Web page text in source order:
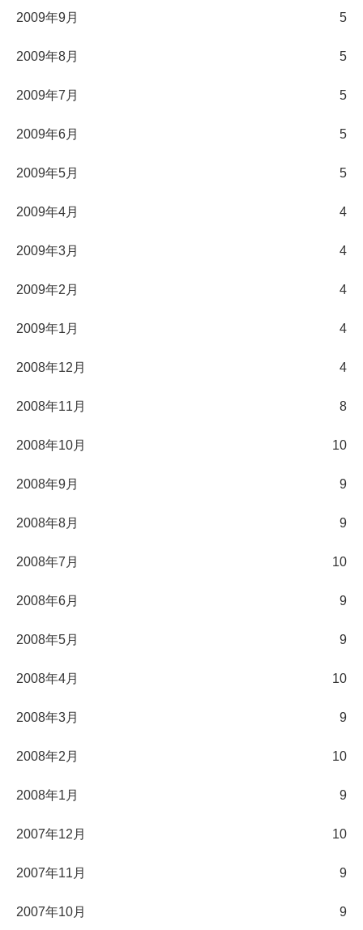
2009年9月 5
2009年8月 5
2009年7月 5
2009年6月 5
2009年5月 5
2009年4月 4
2009年3月 4
2009年2月 4
2009年1月 4
2008年12月 4
2008年11月 8
2008年10月 10
2008年9月 9
2008年8月 9
2008年7月 10
2008年6月 9
2008年5月 9
2008年4月 10
2008年3月 9
2008年2月 10
2008年1月 9
2007年12月 10
2007年11月 9
2007年10月 9